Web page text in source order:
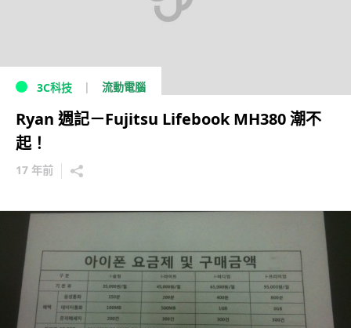
3C科技 流動電腦
Ryan 週記－Fujitsu Lifebook MH380 潮不
起！
17 年前